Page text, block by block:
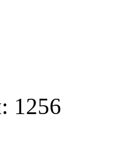
1256